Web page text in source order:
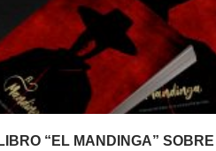
“EL MANDINGA”